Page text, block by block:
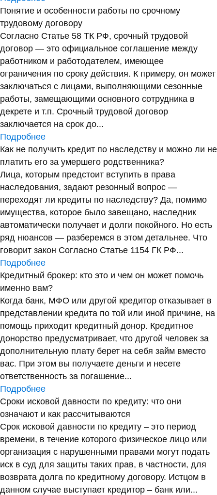
Понятие и особенности работы по срочному
трудовому договору
Согласно Статье 58 ТК РФ, срочный трудовой
договор — это официальное соглашение между
работником и работодателем, имеющее
ограничения по сроку действия. К примеру, он может
заключаться с лицами, выполняющими сезонные
работы, замещающими основного сотрудника в
декрете и т.п. Срочный трудовой договор
заключается на срок до...
Подробнее
Как не получить кредит по наследству и можно ли не
платить его за умершего родственника?
Лица, которым предстоит вступить в права
наследования, задают резонный вопрос —
переходят ли кредиты по наследству? Да, помимо
имущества, которое было завещано, наследник
автоматически получает и долги покойного. Но есть
ряд нюансов — разберемся в этом детальнее. Что
говорит закон Согласно Статье 1154 ГК РФ...
Подробнее
Кредитный брокер: кто это и чем он может помочь
именно вам?
Когда банк, МФО или другой кредитор отказывает в
представлении кредита по той или иной причине, на
помощь приходит кредитный донор. Кредитное
донорство предусматривает, что другой человек за
дополнительную плату берет на себя займ вместо
вас. При этом вы получаете деньги и несете
ответственность за погашение...
Подробнее
Сроки исковой давности по кредиту: что они
означают и как рассчитываются
Срок исковой давности по кредиту – это период
времени, в течение которого физическое лицо или
организация с нарушенными правами могут подать
иск в суд для защиты таких прав, в частности, для
возврата долга по кредитному договору. Истцом в
данном случае выступает кредитор – банк или...